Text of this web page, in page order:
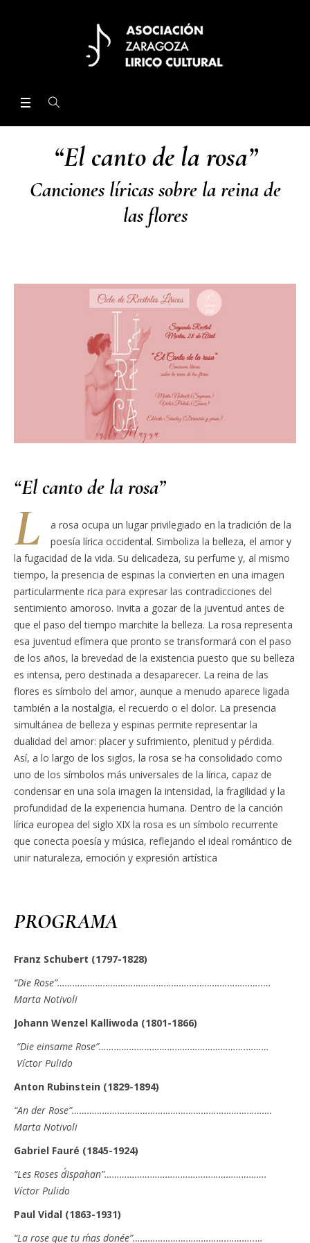
“El canto de la rosa”
Canciones líricas sobre la reina de
las flores
“El canto de la rosa”
L
a rosa ocupa un lugar privilegiado en la tradición de la
poesía lírica occidental. Simboliza la belleza, el amor y
la fugacidad de la vida. Su delicadeza, su perfume y, al mismo
tiempo, la presencia de espinas la convierten en una imagen
particularmente rica para expresar las contradicciones del
sentimiento amoroso. Invita a gozar de la juventud antes de
que el paso del tiempo marchite la belleza. La rosa representa
esa juventud efímera que pronto se transformará con el paso
de los años, la brevedad de la existencia puesto que su belleza
es intensa, pero destinada a desaparecer. La reina de las
flores es símbolo del amor, aunque a menudo aparece ligada
también a la nostalgia, el recuerdo o el dolor. La presencia
simultánea de belleza y espinas permite representar la
dualidad del amor: placer y sufrimiento, plenitud y pérdida.
Así, a lo largo de los siglos, la rosa se ha consolidado como
uno de los símbolos más universales de la lírica, capaz de
condensar en una sola imagen la intensidad, la fragilidad y la
profundidad de la experiencia humana. Dentro de la canción
lírica europea del siglo XIX la rosa es un símbolo recurrente
que conecta poesía y música, reflejando el ideal romántico de
unir naturaleza, emoción y expresión artística
PROGRAMA
Franz Schubert (1797-1828)
“Die Rose”…………………………………………….………………………..…
Marta Notivoli
Johann Wenzel Kalliwoda (1801-1866)
“Die einsame Rose”………………………………………………….………
Víctor Pulido
Anton Rubinstein (1829-1894)
“An der Rose”…………………………………………………………………….
Marta Notivoli
Gabriel Fauré (1845-1924)
“Les Roses d´Ispahan”……………………………………………………….
Víctor Pulido
Paul Vidal (1863-1931)
“La rose que tu m´as donée”……………………………….………..…